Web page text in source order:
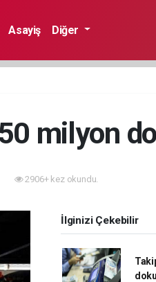
Asayiş Diğer
milyon
2906+ kez okundu.
İlginizi Çekebilir